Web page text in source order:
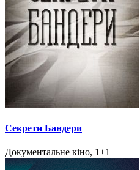
Секрети Бандери
Документальне кіно, 1+1